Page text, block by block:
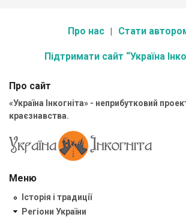
Про нас Стати
Підтримати сайт “Україна
Про сайт
«Україна Інкогніта» - неприбутковий
краєзнавства.
Меню
Історія і традиції
Регіони України